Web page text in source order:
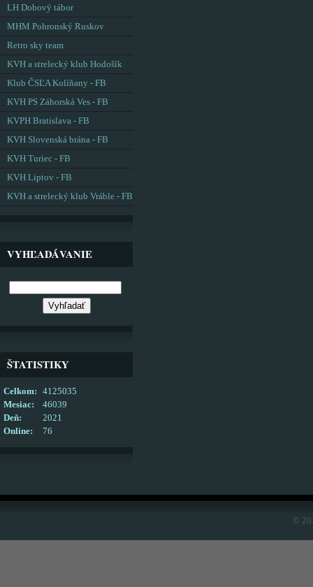
LH Dobový tábor
MHM Pohronský Ruskov
Retro sky team
KVH a strelecký klub Hodošík
Klub ČSĽA Kolíňany - FB
KVH PS Záhorská Ves - FB
KVPH Bratislava - FB
KVH Slovenská brána - FB
KVH Turiec - FB
KVH Liptov - FB
KVH a strelecký klub Vráble - FB
VYHĽADÁVANIE
ŠTATISTIKY
Online: 76
Celkom:
4125035
Mesiac:
46039
Deň:
2021
©